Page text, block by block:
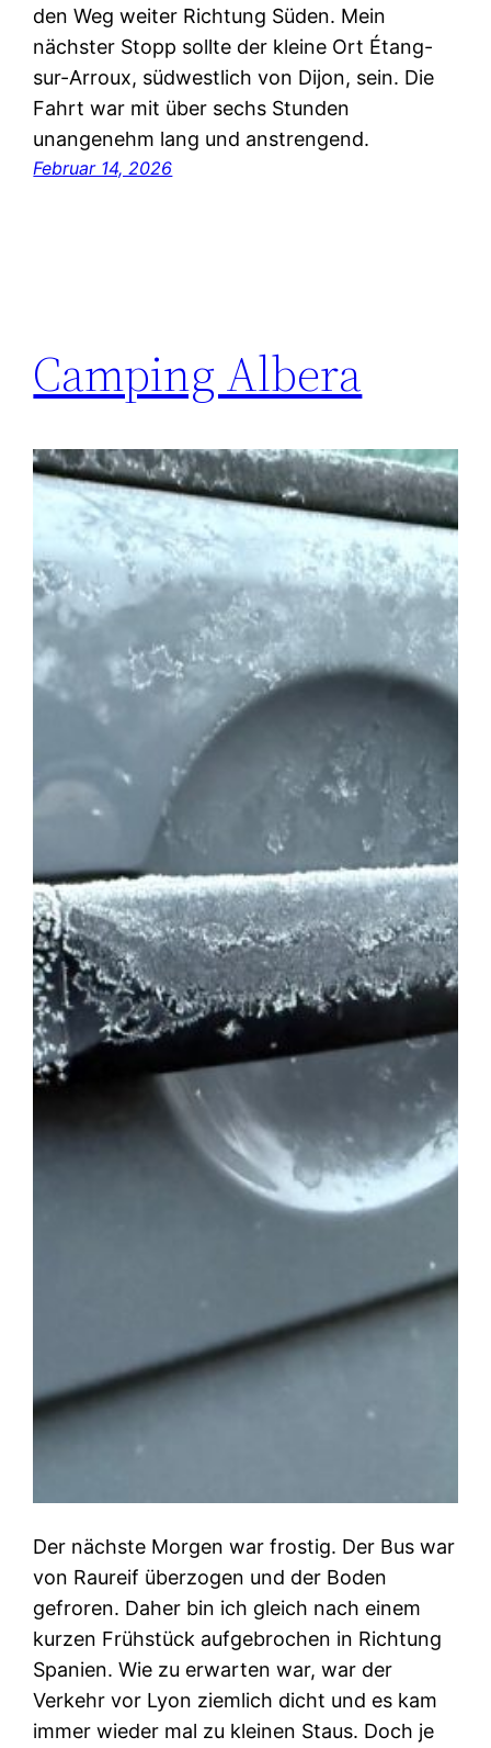
den Weg weiter Richtung Süden. Mein
nächster Stopp sollte der kleine Ort Étang-
sur-Arroux, südwestlich von Dijon, sein. Die
Fahrt war mit über sechs Stunden
unangenehm lang und anstrengend.
Februar 14, 2026
Camping Albera
Der nächste Morgen war frostig. Der Bus war
von Raureif überzogen und der Boden
gefroren. Daher bin ich gleich nach einem
kurzen Frühstück aufgebrochen in Richtung
Spanien. Wie zu erwarten war, war der
Verkehr vor Lyon ziemlich dicht und es kam
immer wieder mal zu kleinen Staus. Doch je